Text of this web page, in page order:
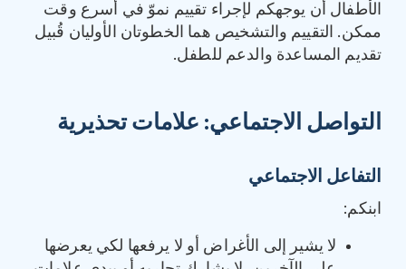
الأطفال أن يوجهكم لإجراء تقييم نموّ في أسرع وقت
ممكن. التقييم والتشخيص هما الخطوتان الأوليان قُبيل
تقديم المساعدة والدعم للطفل.
التواصل الاجتماعي: علامات تحذيرية
التفاعل الاجتماعي
ابنكم:
لا يشير إلى الأغراض أو لا يرفعها لكي يعرضها